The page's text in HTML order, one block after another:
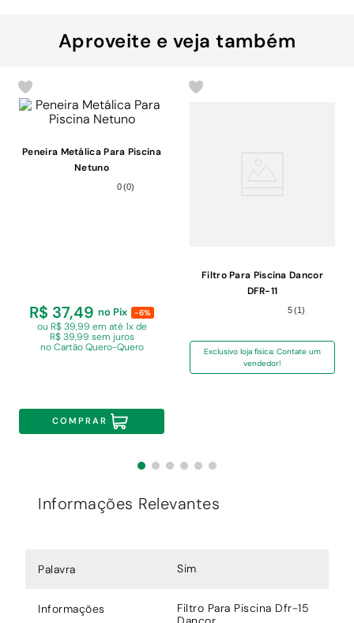
Aproveite e veja também
Peneira Metálica Para Piscina
Netuno
0(0)
R$ 37,49 no Pix -6%
ou R$ 39,99 em até 1x de
R$ 39,99 sem juros
no Cartão Quero-Quero
COMPRAR
Filtro Para Piscina Dancor
DFR-11
5(1 )
Exclusivo loja física: Contate um
vendedor!
Informações Relevantes
Palavra Sim
Informações
Filtro Para Piscina Dfr-15